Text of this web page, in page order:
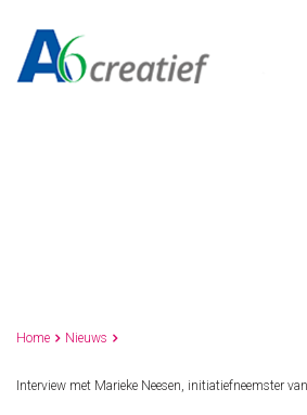
Home  Nieuws 
Interview met Marieke Neesen, initiatiefneemster